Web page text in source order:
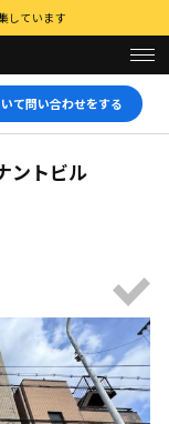
しています
て問い合わせをする
ントビル